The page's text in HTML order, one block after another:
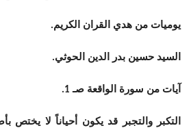
يوميات من هدي القران الكريم.
السيد حسين بدر الدين الحوثي.
آيات من سورة الواقعة صـ 1.
التكبر والتجبر قد يكون أحياناً لا يختص